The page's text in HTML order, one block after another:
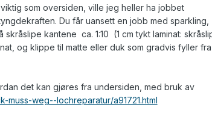
som oversiden, ville jeg heller ha jobbet
Du får uansett en jobb med sparkling,
kantene ca. 1:10 (1 cm tykt laminat:
og klippe til matte eller duk som gradvis fyller fra
det kan gjøres fra undersiden, med bruk av
muss-weg--lochreparatur/a91721.html